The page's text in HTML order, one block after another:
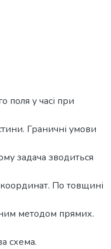
поля у часі при
Граничні умови
задача зводиться
По товщині
методом прямих.
схема.